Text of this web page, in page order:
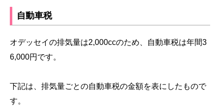
自動車税
オデッセイの排気量は2,000ccのため、自動車税は年間3
6,000円です。
下記は、排気量ごとの自動車税の金額を表にしたもので
す。